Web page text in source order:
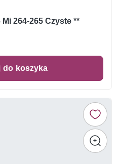
264-265 Czyste **
do koszyka